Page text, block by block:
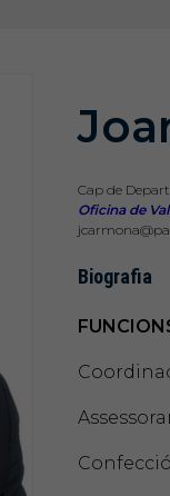
Cap de
Oficina de
Biografia